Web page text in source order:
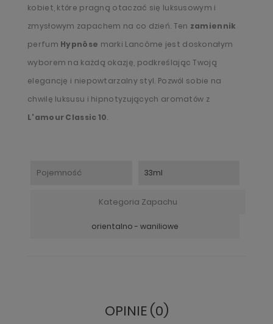
kobiet, które pragną otaczać się luksusowym i
zmysłowym zapachem na co dzień. Ten zamiennik
perfum Hypnôse marki Lancôme jest doskonałym
wyborem na każdą okazję, podkreślając Twoją
elegancję i niepowtarzalny styl. Pozwól sobie na
chwilę luksusu i hipnotyzujących aromatów z
L'amour Classic 10.
Pojemność 33ml
Kategoria Zapachu
orientalno - waniliowe
OPINIE (0)